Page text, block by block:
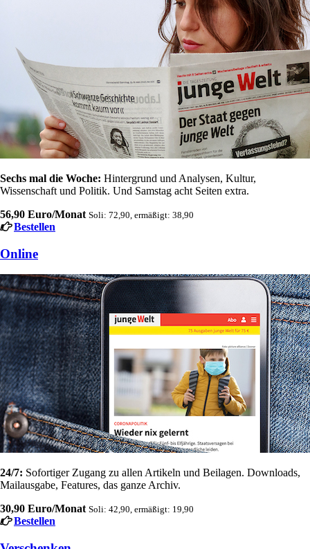
Sechs mal die Woche: Hintergrund und Analysen, Kultur,
Wissenschaft und Politik. Und Samstag acht Seiten extra.
56,90 Euro/Monat Soli: 72,90, ermäßigt: 38,90
Bestellen
Online
24/7: Sofortiger Zugang zu allen Artikeln und Beilagen. Downloads,
Mailausgabe, Features, das ganze Archiv.
30,90 Euro/Monat Soli: 42,90, ermäßigt: 19,90
Bestellen